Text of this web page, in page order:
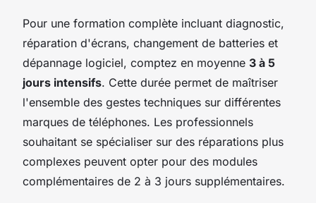
Pour une formation complète incluant diagnostic,
réparation d'écrans, changement de batteries et
dépannage logiciel, comptez en moyenne 3 à 5
jours intensifs. Cette durée permet de maîtriser
l'ensemble des gestes techniques sur différentes
marques de téléphones. Les professionnels
souhaitant se spécialiser sur des réparations plus
complexes peuvent opter pour des modules
complémentaires de 2 à 3 jours supplémentaires.